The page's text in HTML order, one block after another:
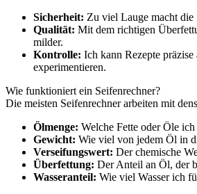
Sicherheit: Zu viel Lauge macht die
Qualität: Mit dem richtigen
milder.
Kontrolle: Ich kann Rezepte präzise
experimentieren.
Wie funktioniert ein Seifenrechner?
Die meisten Seifenrechner arbeiten mit
Ölmenge: Welche Fette oder Öle
Gewicht: Wie viel von jedem Öl in
Verseifungswert: Der chemische
Überfettung: Der Anteil an Öl, der
Wasseranteil: Wie viel Wasser ich